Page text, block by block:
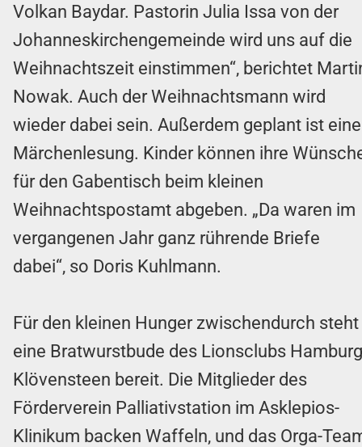
Volkan Baydar. Pastorin Julia Issa von der
Johanneskirchengemeinde wird uns auf die
Weihnachtszeit einstimmen“, berichtet
Nowak. Auch der Weihnachtsmann wird
wieder dabei sein. Außerdem geplant ist eine
Märchenlesung. Kinder können ihre
für den Gabentisch beim kleinen
Weihnachtspostamt abgeben. „Da waren im
vergangenen Jahr ganz rührende Briefe
dabei“, so Doris Kuhlmann.
Für den kleinen Hunger zwischendurch steht
eine Bratwurstbude des Lionsclubs
Klövensteen bereit. Die Mitglieder des
Förderverein Palliativstation im Asklepios-
Klinikum backen Waffeln, und das Orga-